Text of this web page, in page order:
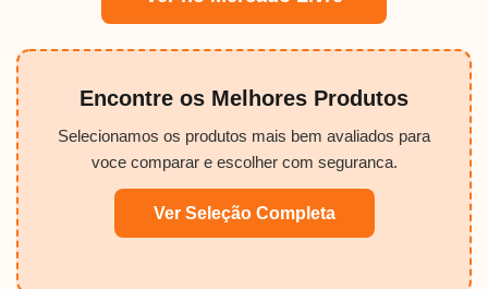
Encontre os Melhores Produtos
Selecionamos os produtos mais bem avaliados para
voce comparar e escolher com seguranca.
Ver Seleção Completa